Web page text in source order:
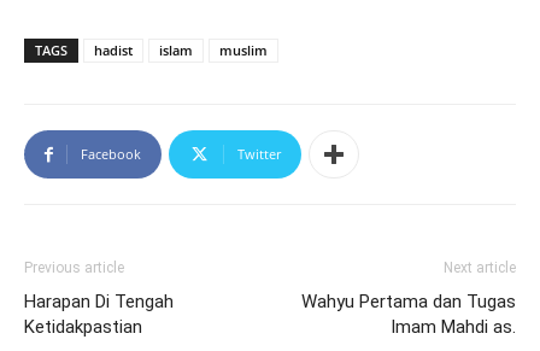
TAGS hadist islam muslim
Facebook Twitter
Previous article
Harapan Di Tengah
Ketidakpastian
Next article
Wahyu Pertama dan Tugas
Imam Mahdi as.